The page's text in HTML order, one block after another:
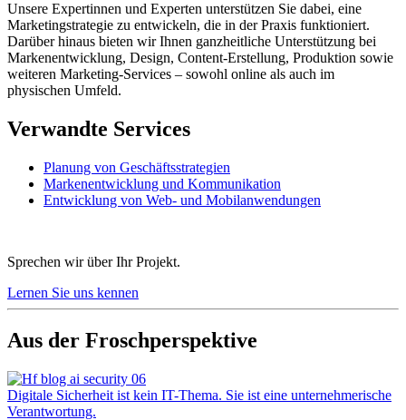
Unsere Expertinnen und Experten unterstützen Sie dabei, eine
Marketingstrategie zu entwickeln, die in der Praxis funktioniert.
Darüber hinaus bieten wir Ihnen ganzheitliche Unterstützung bei
Markenentwicklung, Design, Content-Erstellung, Produktion sowie
weiteren Marketing-Services – sowohl online als auch im
physischen Umfeld.
Verwandte Services
Planung von Geschäftsstrategien
Markenentwicklung und Kommunikation
Entwicklung von Web- und Mobilanwendungen
Sprechen wir über Ihr Projekt.
Lernen Sie uns kennen
Aus der Froschperspektive
Digitale Sicherheit ist kein IT-Thema. Sie ist eine unternehmerische
Verantwortung.